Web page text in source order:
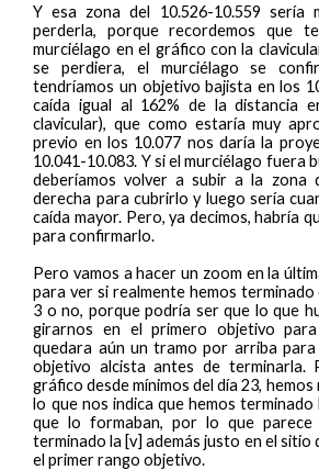
Y esa zona del 10.526-10.559 sería
perderla, porque recordemos que
murciélago en el gráfico con la
se perdiera, el murciélago se
tendríamos un objetivo bajista en los
caída igual al 162% de la distancia
clavicular), que como estaría muy
previo en los 10.077 nos daría la
10.041-10.083. Y si el murciélago fuera
deberíamos volver a subir a la zona
derecha para cubrirlo y luego sería
caída mayor. Pero, ya decimos, habría
para confirmarlo.
Pero vamos a hacer un zoom en la
para ver si realmente hemos terminado
3 o no, porque podría ser que lo que
girarnos en el primero objetivo
quedara aún un tramo por arriba
objetivo alcista antes de terminarla.
gráfico desde mínimos del día 23,
lo que nos indica que hemos
que lo formaban, por lo que parece
terminado la [v] además justo en el sitio
el primer rango objetivo.